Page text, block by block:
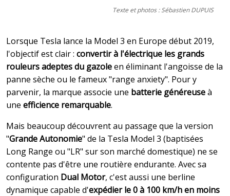
Texte et photos : Sébastien DUPUIS
Lorsque Tesla lance la Model 3 en Europe début 2019,
l'objectif est clair : convertir à l'électrique les grands
rouleurs adeptes du gazoleen éliminant l'angoisse de la
panne sèche ou le fameux "range anxiety". Pour y
parvenir, la marque associe une batterie généreuseà
une efficience remarquable.
Mais beaucoup découvrent au passage que la version
"Grande Autonomie" de la Tesla Model 3 (baptisées
Long Range ou "LR" sur son marché domestique) ne se
contente pas d'être une routière endurante. Avec sa
configuration Dual Motor, c'est aussi une berline
dynamique capable d'expédier le 0 à 100 km/h en moins